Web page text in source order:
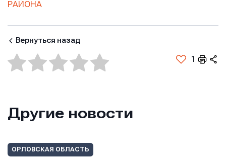
РАЙОНА
Вернуться назад
1
Другие новости
ОРЛОВСКАЯ ОБЛАСТЬ